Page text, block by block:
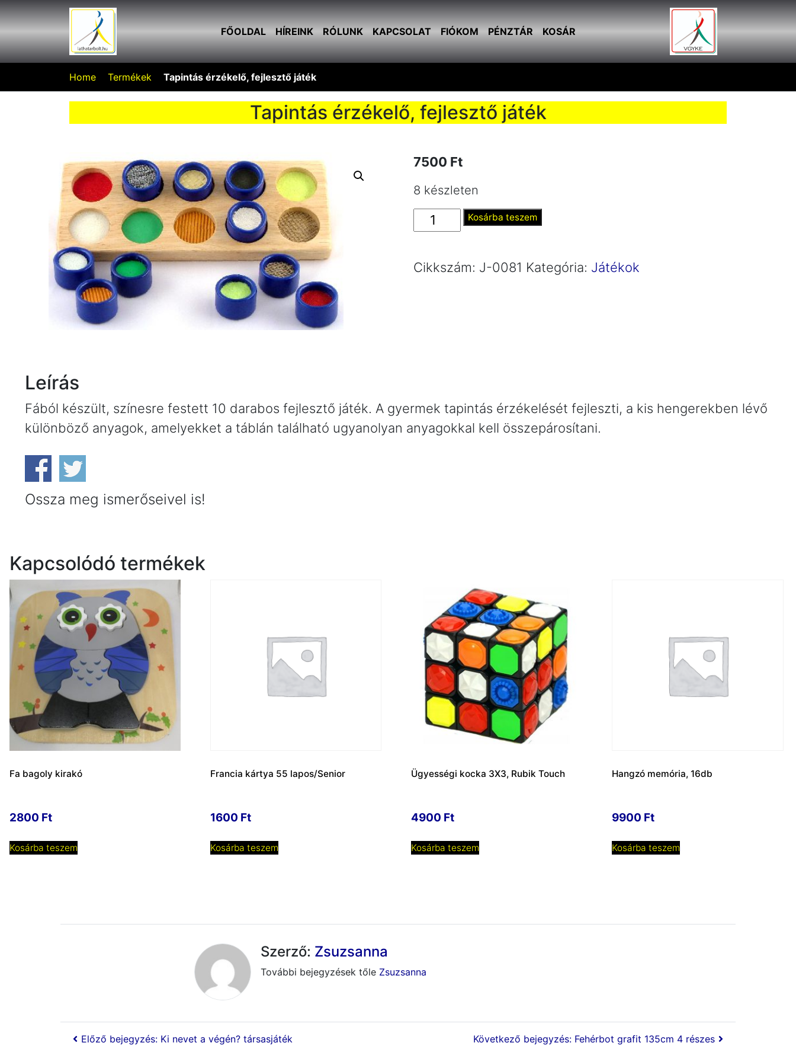
FŐOLDAL HÍREINK RÓLUNK KAPCSOLAT FIÓKOM PÉNZTÁR KOSÁR
Home Termékek Tapintás érzékelő, fejlesztő játék
Tapintás érzékelő, fejlesztő játék
7500 Ft
8 készleten
Tapintás
érzékelő,
játék
Kosárba teszem
Cikkszám: J-0081 Kategória: Játékok
Leírás
Fából készült, színesre festett 10 darabos fejlesztő játék. A gyermek tapintás érzékelését fejleszti, a kis hengerekben lévő
különböző anyagok, amelyekket a táblán található ugyanolyan anyagokkal kell összepárosítani.
Ossza meg ismerőseivel is!
Kapcsolódó termékek
Fa bagoly kirakó
2800 Ft
Kosárba teszem
Francia kártya 55 lapos/Senior
1600 Ft
Kosárba teszem
Ügyességi kocka 3X3, Rubik Touch
4900 Ft
Kosárba teszem
Hangzó memória, 16db
9900 Ft
Kosárba teszem
Szerző: Zsuzsanna
További bejegyzések tőle Zsuzsanna
Előző bejegyzés: Ki nevet a végén? társasjáték Következő bejegyzés: Fehérbot grafit 135cm 4 részes